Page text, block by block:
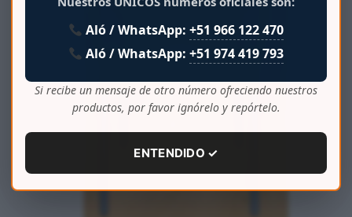
Aló / WhatsApp:+51 966 122 470
Aló / WhatsApp:+51 974 419 793
Si recibe un mensaje de otro número ofreciendo nuestros
productos, por favor ignórelo y repórtelo.
ENTENDIDO ✓